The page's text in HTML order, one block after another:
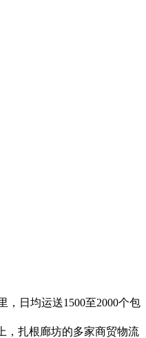
，日均运送1500至2000个包
，扎根廊坊的多家商贸物流